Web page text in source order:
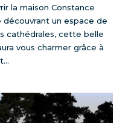
la maison Constance
découvrant un espace de
cathédrales, cette belle
vous charmer grâce à